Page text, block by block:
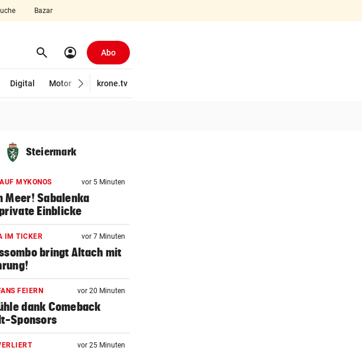
Bazar
search Suchen
account_circle Abo
Digital Motor Wirtschaft
krone.tv
Steiermark
MYKONOS vor 5 Minuten
Meer! Sabalenka
Einblicke
IM TICKER vor 7 Minuten
bringt Altach mit
FEIERN vor 20 Minuten
dank Comeback
Sponsors
vor 25 Minuten